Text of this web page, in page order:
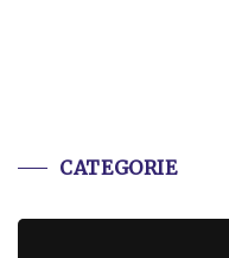
CATEGORIE